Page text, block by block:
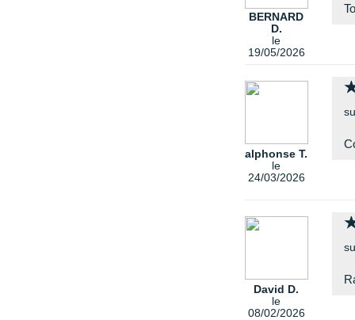
BERNARD
D.
le
19/05/2026
alphonse T.
le
24/03/2026
David D.
le
08/02/2026